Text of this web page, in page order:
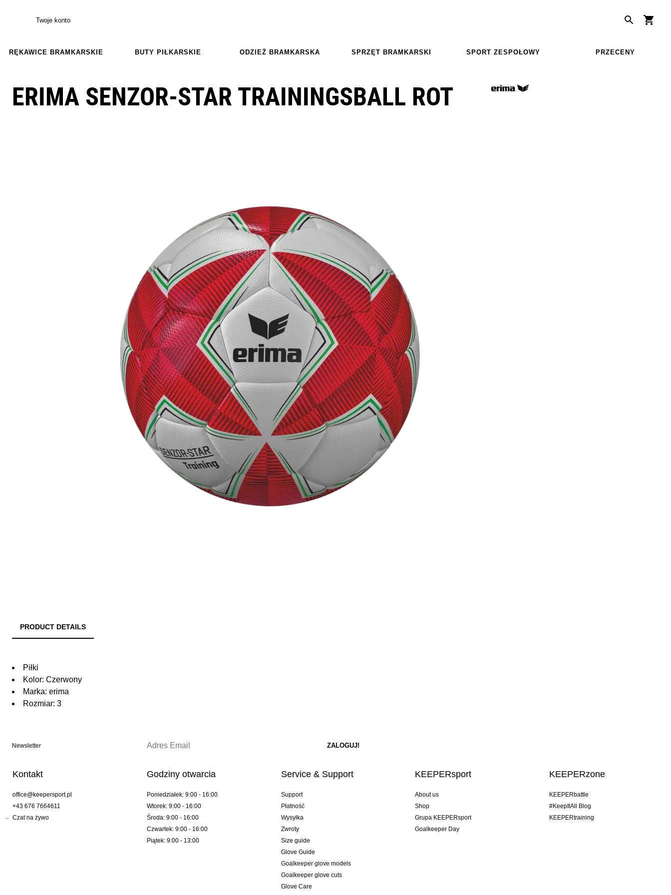
Twoje konto
RĘKAWICE BRAMKARSKIE BUTY PIŁKARSKIE ODZIEŻ BRAMKARSKA SPRZĘT BRAMKARSKI SPORT ZESPOŁOWY PRZECENY
ERIMA SENZOR-STAR TRAININGSBALL ROT
PRODUCT DETAILS
Piłki
Kolor: Czerwony
Marka: erima
Rozmiar: 3
Newsletter
Kontakt
office@keepersport.pl
+43 676 7664611
Czat na żywo
Godziny otwarcia
Poniedziałek: 9:00 - 16:00
Wtorek: 9:00 - 16:00
Środa: 9:00 - 16:00
Czwartek: 9:00 - 16:00
Piątek: 9:00 - 13:00
Service & Support
Support
Płatność
Wysyłka
Zwroty
Size guide
Glove Guide
Goalkeeper glove models
Goalkeeper glove cuts
Glove Care
KEEPERsport
About us
Shop
Grupa KEEPERsport
Goalkeeper Day
KEEPERzone
KEEPERbattle
#KeepItAll Blog
KEEPERtraining